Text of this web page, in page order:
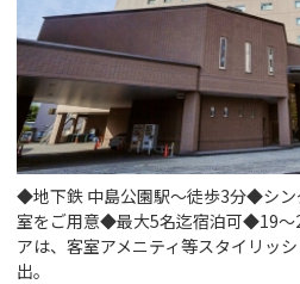
◆地下鉄 中島公園駅～徒歩3分◆シン
室をご用意◆最大5名迄宿泊可◆19～
アは、客室アメニティ等スタイリッ
出。